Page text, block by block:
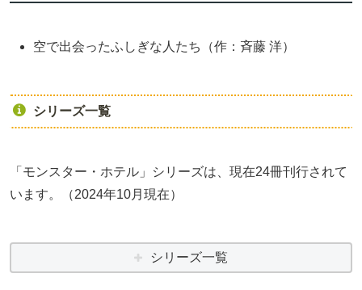
空で出会ったふしぎな人たち（作：斉藤 洋）
シリーズ一覧
「モンスター・ホテル」シリーズは、現在24冊刊行されて
います。（2024年10月現在）
シリーズ一覧